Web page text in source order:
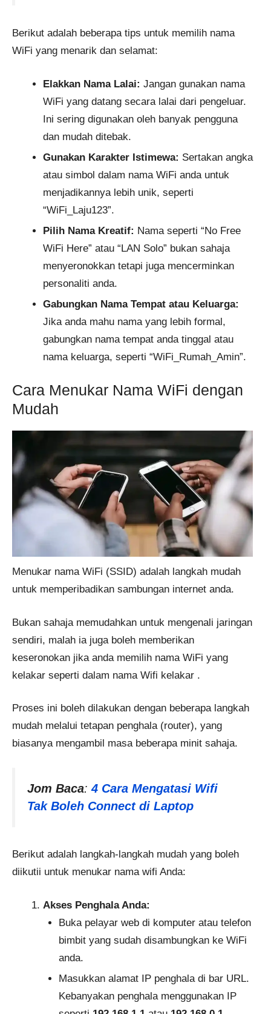
Berikut adalah beberapa tips untuk memilih nama
WiFi yang menarik dan selamat:
Elakkan Nama Lalai: Jangan gunakan nama
WiFi yang datang secara lalai dari pengeluar.
Ini sering digunakan oleh banyak pengguna
dan mudah ditebak.
Gunakan Karakter Istimewa: Sertakan angka
atau simbol dalam nama WiFi anda untuk
menjadikannya lebih unik, seperti
“WiFi_Laju123”.
Pilih Nama Kreatif: Nama seperti “No Free
WiFi Here” atau “LAN Solo” bukan sahaja
menyeronokkan tetapi juga mencerminkan
personaliti anda.
Gabungkan Nama Tempat atau Keluarga:
Jika anda mahu nama yang lebih formal,
gabungkan nama tempat anda tinggal atau
nama keluarga, seperti “WiFi_Rumah_Amin”.
Cara Menukar Nama WiFi dengan
Mudah
Menukar nama WiFi (SSID) adalah langkah mudah
untuk memperibadikan sambungan internet anda.
Bukan sahaja memudahkan untuk mengenali jaringan
sendiri, malah ia juga boleh memberikan
keseronokan jika anda memilih nama WiFi yang
kelakar seperti dalam nama Wifi kelakar .
Proses ini boleh dilakukan dengan beberapa langkah
mudah melalui tetapan penghala (router), yang
biasanya mengambil masa beberapa minit sahaja.
Jom Baca:4 Cara Mengatasi Wifi
Tak Boleh Connect di Laptop
Berikut adalah langkah-langkah mudah yang boleh
diikutii untuk menukar nama wifi Anda:
Akses Penghala Anda:
Buka pelayar web di komputer atau telefon
bimbit yang sudah disambungkan ke WiFi
anda.
Masukkan alamat IP penghala di bar URL.
Kebanyakan penghala menggunakan IP